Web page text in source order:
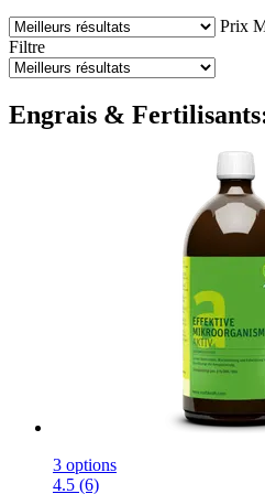
Prix
Filtre
Engrais &
3 options
4.5 (6)